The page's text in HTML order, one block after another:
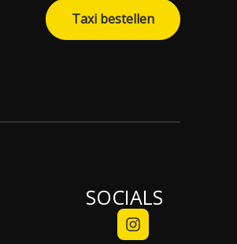
Taxi bestellen
SOCIALS